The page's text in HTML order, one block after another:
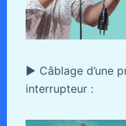
► Câblage d’une
interrupteur :